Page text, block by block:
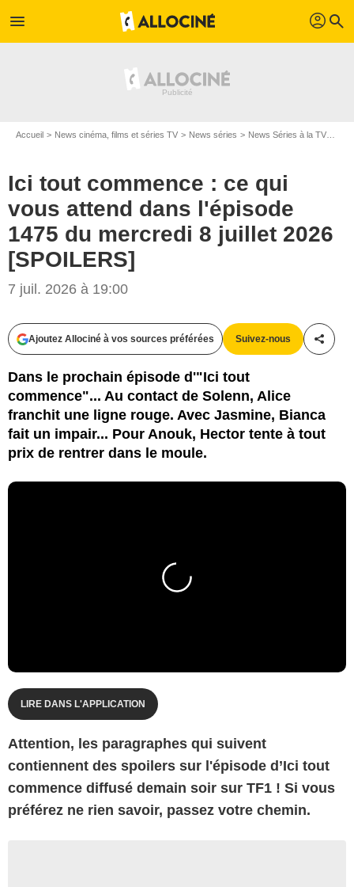
menu profil search
Accueil News cinéma, films et séries TV News séries News Séries à la TV
Ici tout commence : ce qui
vous attend dans l'épisode
1475 du mercredi 8 juillet 2026
[SPOILERS]
7 juil. 2026 à 19:00
Ajoutez Allociné à vos sources préférées Suivez-nous
Dans le prochain épisode d'"Ici tout
commence"... Au contact de Solenn, Alice
franchit une ligne rouge. Avec Jasmine, Bianca
fait un impair... Pour Anouk, Hector tente à tout
prix de rentrer dans le moule.
LIRE DANS L'APPLICATION
Attention, les paragraphes qui suivent
contiennent des spoilers sur l'épisode d’Ici tout
commence diffusé demain soir sur TF1 ! Si vous
préférez ne rien savoir, passez votre chemin.